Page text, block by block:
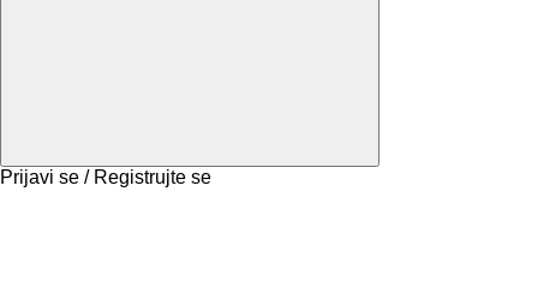
Prijavi se / Registrujte se